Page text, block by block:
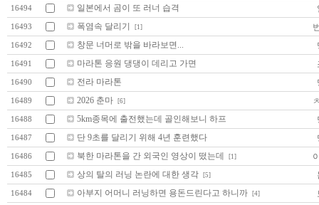
16494 일본에서 곰이 또 러너 습격
16493 폭염속 달리기 [1]
16492 창문 너머로 밖을 바라보면...
16491 마라톤 응원 댕댕이 데리고 가면
16490 전라 마라톤
16489 2026 춘마 [6]
16488 5km종목에 출전했는데 골인해보니 하프
16487 단 9초를 달리기 위해 4년 훈련했다
16486 북한 마라톤을 간 외국인 영상이 떴는데 [1]
16485 상의 탈의 러닝 논란에 대한 생각 [5]
16484 아부지 어머니 러닝하면 용돈드린다고 하니까 [4]